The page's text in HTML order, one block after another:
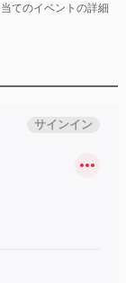
てのイベントの詳細